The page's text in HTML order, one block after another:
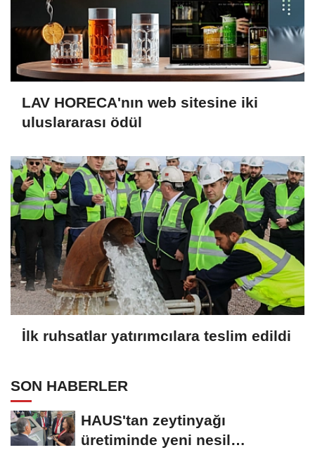
LAV HORECA'nın web sitesine iki
uluslararası ödül
İlk ruhsatlar yatırımcılara teslim edildi
SON HABERLER
HAUS'tan zeytinyağı
üretiminde yeni nesil